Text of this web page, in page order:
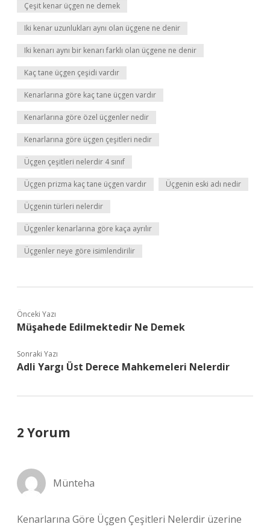
Çeşit kenar üçgen ne demek
Iki kenar uzunlukları aynı olan üçgene ne denir
Iki kenarı aynı bir kenarı farklı olan üçgene ne denir
Kaç tane üçgen çeşidi vardır
Kenarlarına göre kaç tane üçgen vardır
Kenarlarına göre özel üçgenler nedir
Kenarlarına göre üçgen çeşitleri nedir
Üçgen çeşitleri nelerdir 4 sınıf
Üçgen prizma kaç tane üçgen vardır Üçgenin eski adı nedir
Üçgenin türleri nelerdir
Üçgenler kenarlarına göre kaça ayrılır
Üçgenler neye göre isimlendirilir
Önceki Yazı
Müşahede Edilmektedir Ne Demek
Sonraki Yazı
Adli Yargı Üst Derece Mahkemeleri Nelerdir
2 Yorum
Münteha
Kenarlarına Göre Üçgen Çeşitleri Nelerdir üzerine